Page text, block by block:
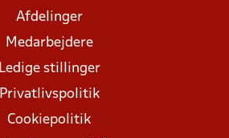
Afdelinger
Medarbejdere
Ledige stillinger
Privatlivspolitik
Cookiepolitik